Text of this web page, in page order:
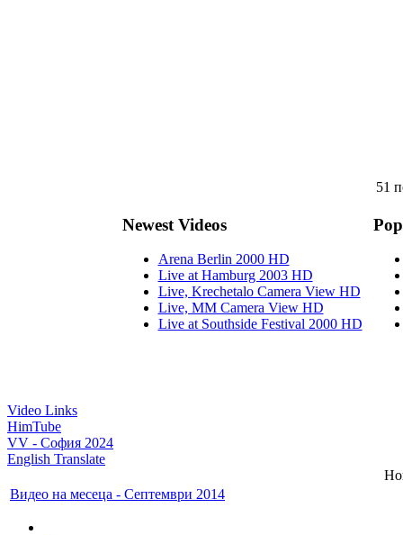
51
Newest Videos
Arena Berlin 2000 HD
Live at Hamburg 2003 HD
Live, Krechetalo Camera View HD
Live, MM Camera View HD
Live at Southside Festival 2000 HD
Video Links
HimTube
VV - София 2024
English Translate
Видео на месеца - Септември 2014